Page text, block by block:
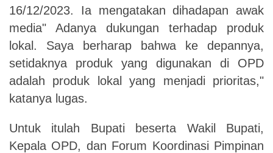
16/12/2023. Ia mengatakan dihadapan awak
media" Adanya dukungan terhadap produk
lokal. Saya berharap bahwa ke depannya,
setidaknya produk yang digunakan di OPD
adalah produk lokal yang menjadi prioritas,"
katanya lugas.
Untuk itulah Bupati beserta Wakil Bupati,
Kepala OPD, dan Forum Koordinasi Pimpinan